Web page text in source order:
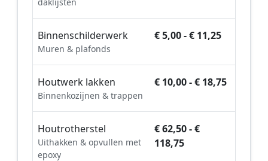
Binnenschilderwerk
Muren & plafonds
€ 5,00 - € 11,25
Houtwerk lakken
Binnenkozijnen & trappen
€ 10,00 - € 18,75
Houtrotherstel
Uithakken & opvullen met
epoxy
€ 62,50 - €
118,75